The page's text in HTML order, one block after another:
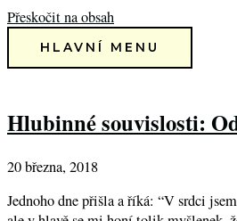
Přeskočit na obsah
HLAVNÍ MENU
Hlubinné souvislosti:
20 března, 2018
Jednoho dne přišla a říká: “V srdci